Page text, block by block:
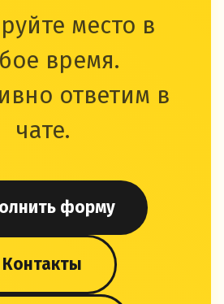
место в
время.
ответим в
чате.
форму
Контакты